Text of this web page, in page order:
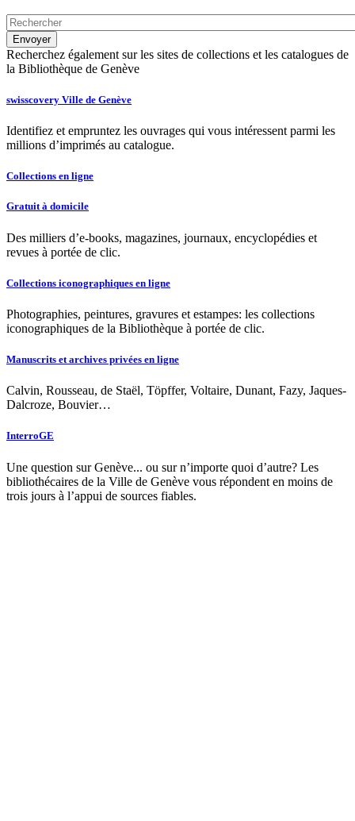
Recherchez également sur les sites de collections et les catalogues de
la Bibliothèque de Genève
swisscovery Ville de Genève
Identifiez et empruntez les ouvrages qui vous intéressent parmi les
millions d’imprimés au catalogue.
Collections en ligne
Gratuit à domicile
Des milliers d’e-books, magazines, journaux, encyclopédies et
revues à portée de clic.
Collections iconographiques en ligne
Photographies, peintures, gravures et estampes: les collections
iconographiques de la Bibliothèque à portée de clic.
Manuscrits et archives privées en ligne
Calvin, Rousseau, de Staël, Töpffer, Voltaire, Dunant, Fazy, Jaques-
Dalcroze, Bouvier…
InterroGE
Une question sur Genève... ou sur n’importe quoi d’autre? Les
bibliothécaires de la Ville de Genève vous répondent en moins de
trois jours à l’appui de sources fiables.